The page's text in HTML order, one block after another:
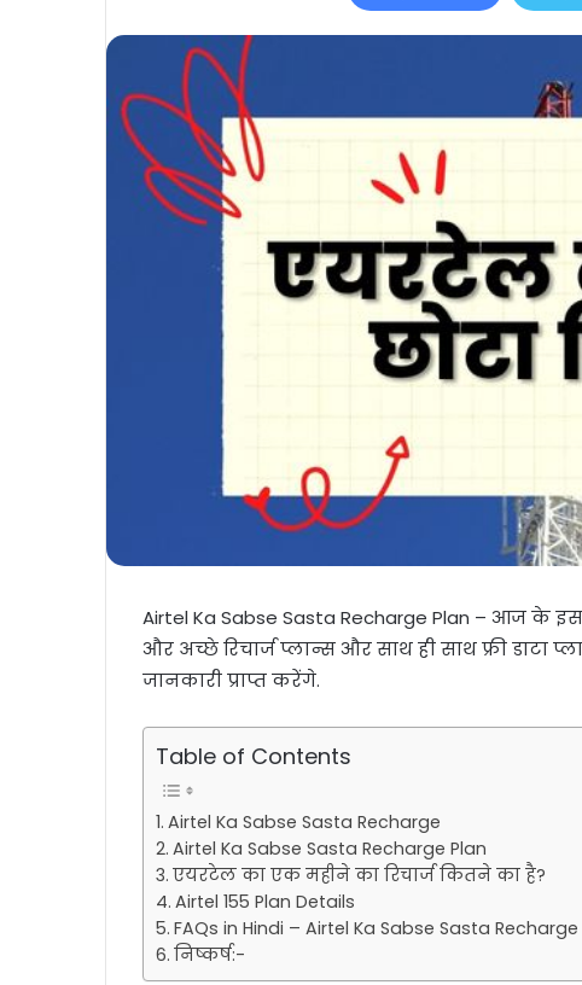
Airtel Ka Sabse Sasta Recharge Plan – आज
और अच्छे रिचार्ज प्लान्स और साथ ही साथ फ्री
जानकारी प्राप्त करेंगे.
Table of Contents
Airtel Ka Sabse Sasta Recharge
Airtel Ka Sabse Sasta Recharge Plan
एयरटेल का एक महीने का रिचार्ज कितने का है?
Airtel 155 Plan Details
FAQs in Hindi – Airtel Ka Sabse Sasta Recharge
निष्कर्ष:-